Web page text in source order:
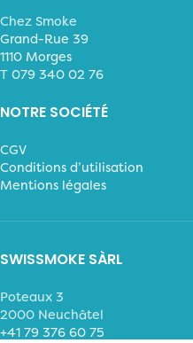
Chez Smoke
Grand-Rue 39
1110 Morges
T 079 340 02 76
NOTRE SOCIÉTÉ
CGV
Conditions d’utilisation
Mentions légales
SWISSMOKE SÀRL
Poteaux 3
2000 Neuchâtel
+41 79 376 60 75